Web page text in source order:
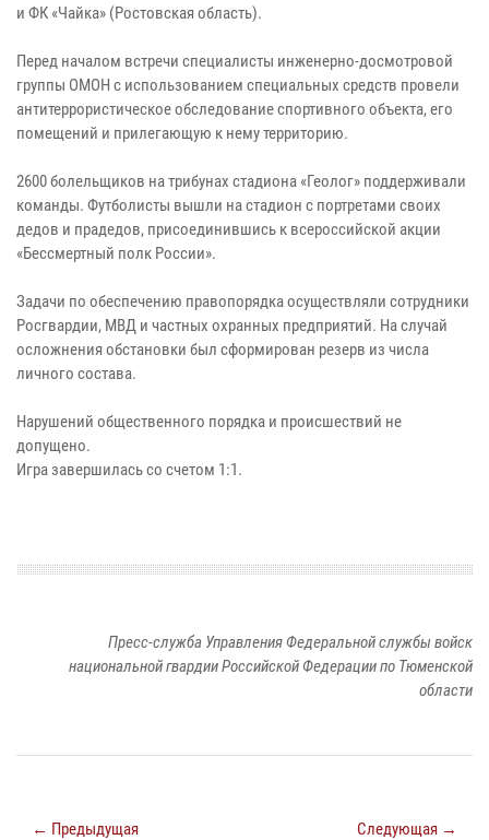
и ФК «Чайка» (Ростовская область).
Перед началом встречи специалисты инженерно-досмотровой
группы ОМОН с использованием специальных средств провели
антитеррористическое обследование спортивного объекта, его
помещений и прилегающую к нему территорию.
2600 болельщиков на трибунах стадиона «Геолог» поддерживали
команды. Футболисты вышли на стадион с портретами своих
дедов и прадедов, присоединившись к всероссийской акции
«Бессмертный полк России».
Задачи по обеспечению правопорядка осуществляли сотрудники
Росгвардии, МВД и частных охранных предприятий. На случай
осложнения обстановки был сформирован резерв из числа
личного состава.
Нарушений общественного порядка и происшествий не
допущено.
Игра завершилась со счетом 1:1.
Пресс-служба Управления Федеральной службы войск
национальной гвардии Российской Федерации по Тюменской
области
← Предыдущая Следующая →